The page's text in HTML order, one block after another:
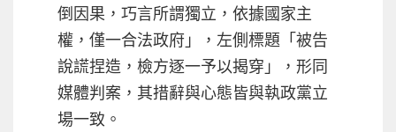
倒因果，巧言所謂獨立，依據國家主
權，僅一合法政府」，左側標題「被告
說謊捏造，檢方逐一予以揭穿」，形同
媒體判案，其措辭與心態皆與執政黨立
場一致。